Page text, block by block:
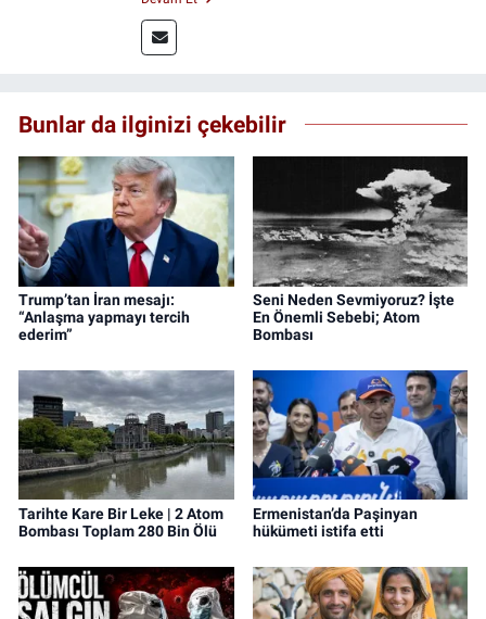
saha deneyimi kazandım. 2023 yılından beri
Genç Gazete'de okurlarımıza haber
Bunlar da ilginizi çekebilir
Trump’tan İran mesajı:
“Anlaşma yapmayı tercih
ederim”
Seni Neden Sevmiyoruz? İşte
En Önemli Sebebi; Atom
Bombası
Tarihte Kare Bir Leke | 2 Atom
Bombası Toplam 280 Bin Ölü
Ermenistan’da Paşinyan
hükümeti istifa etti